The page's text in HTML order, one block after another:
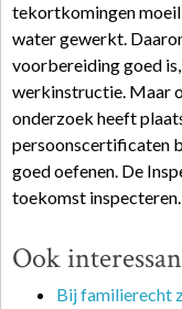
tekortkomingen
water gewerkt.
voorbereiding goed is,
werkinstructie. Maar
onderzoek heeft
persoonscertificaten
goed oefenen. De
toekomst inspecteren.
Ook
Bij familierecht